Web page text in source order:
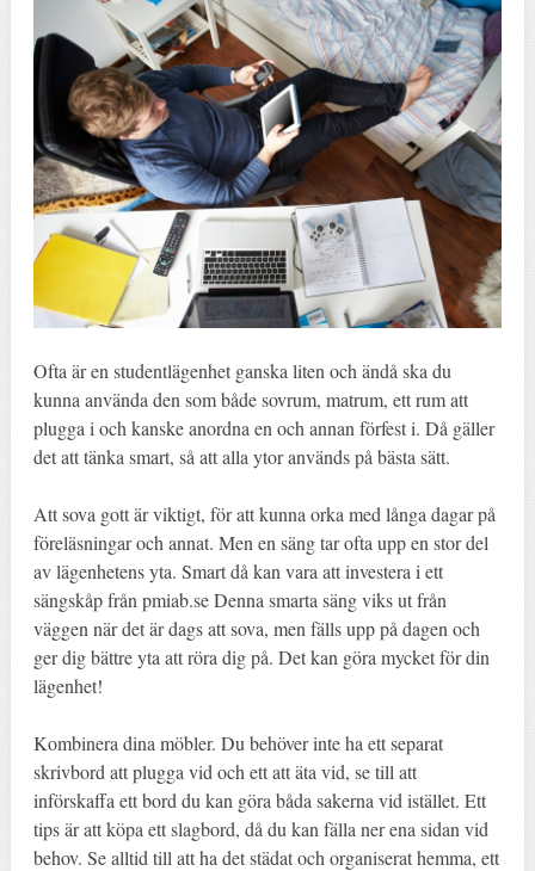
Ofta är en studentlägenhet ganska liten och ändå ska du
kunna använda den som både sovrum, matrum, ett rum att
plugga i och kanske anordna en och annan förfest i. Då gäller
det att tänka smart, så att alla ytor används på bästa sätt.
Att sova gott är viktigt, för att kunna orka med långa dagar på
föreläsningar och annat. Men en säng tar ofta upp en stor del
av lägenhetens yta. Smart då kan vara att investera i ett
sängskåp från pmiab.se Denna smarta säng viks ut från
väggen när det är dags att sova, men fälls upp på dagen och
ger dig bättre yta att röra dig på. Det kan göra mycket för din
lägenhet!
Kombinera dina möbler. Du behöver inte ha ett separat
skrivbord att plugga vid och ett att äta vid, se till att
införskaffa ett bord du kan göra båda sakerna vid istället. Ett
tips är att köpa ett slagbord, då du kan fälla ner ena sidan vid
behov. Se alltid till att ha det städat och organiserat hemma, ett